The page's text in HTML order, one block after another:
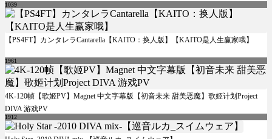
1039
【PS4FT】カンタレラCantarella【KAITO：换人版】【KAITO是人生赢家哦】
1961
4K-120帧【歌姬PV】Magnet 中文字幕版【初音未来 甜美恶魔】歌姬计划Project
DIVA 游戏PV
1912